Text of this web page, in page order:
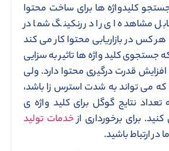
کلیدواژه ها برای ساخت محتوا
مشاهده ای را در رنکینگ شما در
کس در بازاریابی محتوا کار می کند
جستجوی کلید واژه ها تاثیر به سزایی
قدرت درگیری محتوا دارد. ولی
می تواند به شدت استرس زا باشد،
نتایج گوگل برای کلید واژه ی
برای برخورداری ازخدمات تولید
در ارتباط باشید.